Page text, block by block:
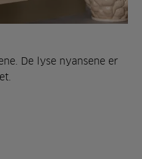
De lyse nyansene er